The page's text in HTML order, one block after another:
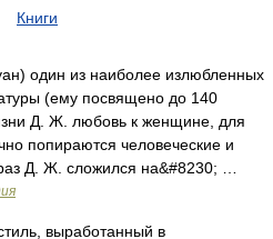
Книги
один из наиболее излюбленных
(ему посвящено до 140
Д. Ж. любовь к женщине, для
попираются человеческие и
Д. Ж. сложился на&#8230; …
выработанный в